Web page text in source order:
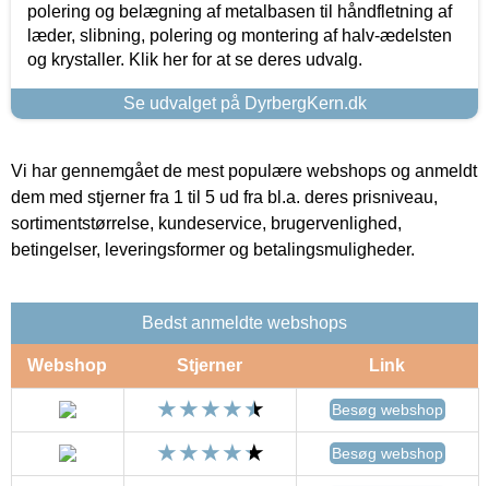
polering og belægning af metalbasen til håndfletning af
læder, slibning, polering og montering af halv-ædelsten
og krystaller. Klik her for at se deres udvalg.
Se udvalget på DyrbergKern.dk
Vi har gennemgået de mest populære webshops og anmeldt
dem med stjerner fra 1 til 5 ud fra bl.a. deres prisniveau,
sortimentstørrelse, kundeservice, brugervenlighed,
betingelser, leveringsformer og betalingsmuligheder.
Bedst anmeldte webshops
Webshop Stjerner Link
Besøg webshop
Besøg webshop